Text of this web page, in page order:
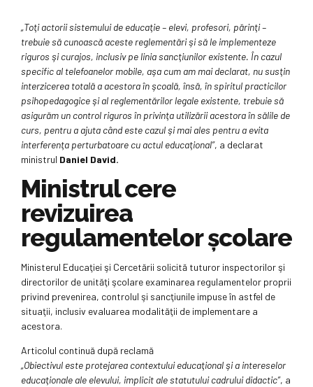
„Toţi actorii sistemului de educaţie – elevi, profesori, părinţi –
trebuie să cunoască aceste reglementări şi să le implementeze
riguros şi curajos, inclusiv pe linia sancţiunilor existente. În cazul
specific al telefoanelor mobile, aşa cum am mai declarat, nu susţin
interzicerea totală a acestora în şcoală, însă, în spiritul practicilor
psihopedagogice şi al reglementărilor legale existente, trebuie să
asigurăm un control riguros în privinţa utilizării acestora în sălile de
curs, pentru a ajuta când este cazul şi mai ales pentru a evita
interferenţa perturbatoare cu actul educaţional”, a declarat
ministrul Daniel David.
Ministrul cere
revizuirea
regulamentelor şcolare
Ministerul Educaţiei şi Cercetării solicită tuturor inspectorilor şi
directorilor de unităţi şcolare examinarea regulamentelor proprii
privind prevenirea, controlul şi sancţiunile impuse în astfel de
situaţii, inclusiv evaluarea modalităţii de implementare a
acestora.
Articolul continuă după reclamă
„Obiectivul este protejarea contextului educaţional şi a intereselor
educaţionale ale elevului, implicit ale statutului cadrului didactic”, a